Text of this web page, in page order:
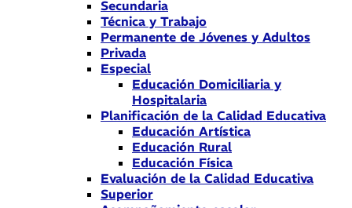
Secundaria
Técnica y Trabajo
Permanente de Jóvenes y Adultos
Privada
Especial
Educación Domiciliaria y
Hospitalaria
Planificación de la Calidad Educativa
Educación Artística
Educación Rural
Educación Física
Evaluación de la Calidad Educativa
Superior